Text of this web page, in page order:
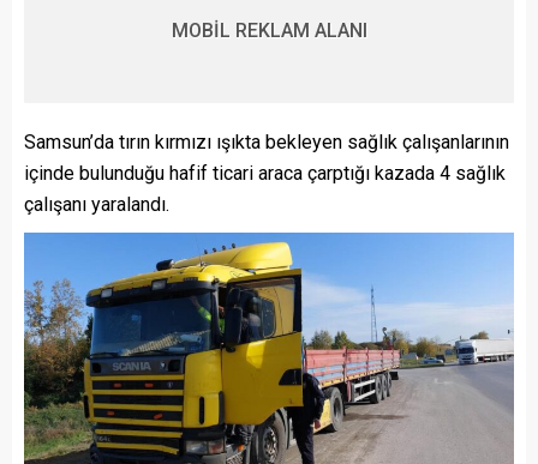
MOBİL REKLAM ALANI
Samsun’da tırın kırmızı ışıkta bekleyen sağlık çalışanlarının
içinde bulunduğu hafif ticari araca çarptığı kazada 4 sağlık
çalışanı yaralandı.